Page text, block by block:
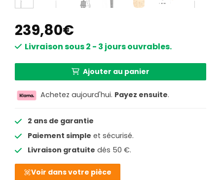
239,80€
Livraison sous 2 - 3 jours ouvrables.
Ajouter au panier
Achetez aujourd'hui. Payez ensuite.
2 ans de garantie
Paiement simple et sécurisé.
Livraison gratuite dés 50 €.
Voir dans votre pièce